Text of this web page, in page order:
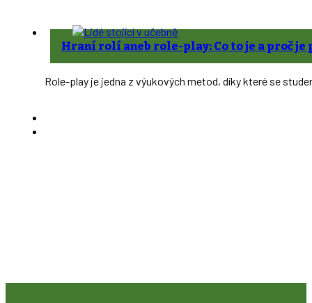
Hraní rolí aneb role-play: Co to je a proč je
Role-play je jedna z výukových metod, díky které se